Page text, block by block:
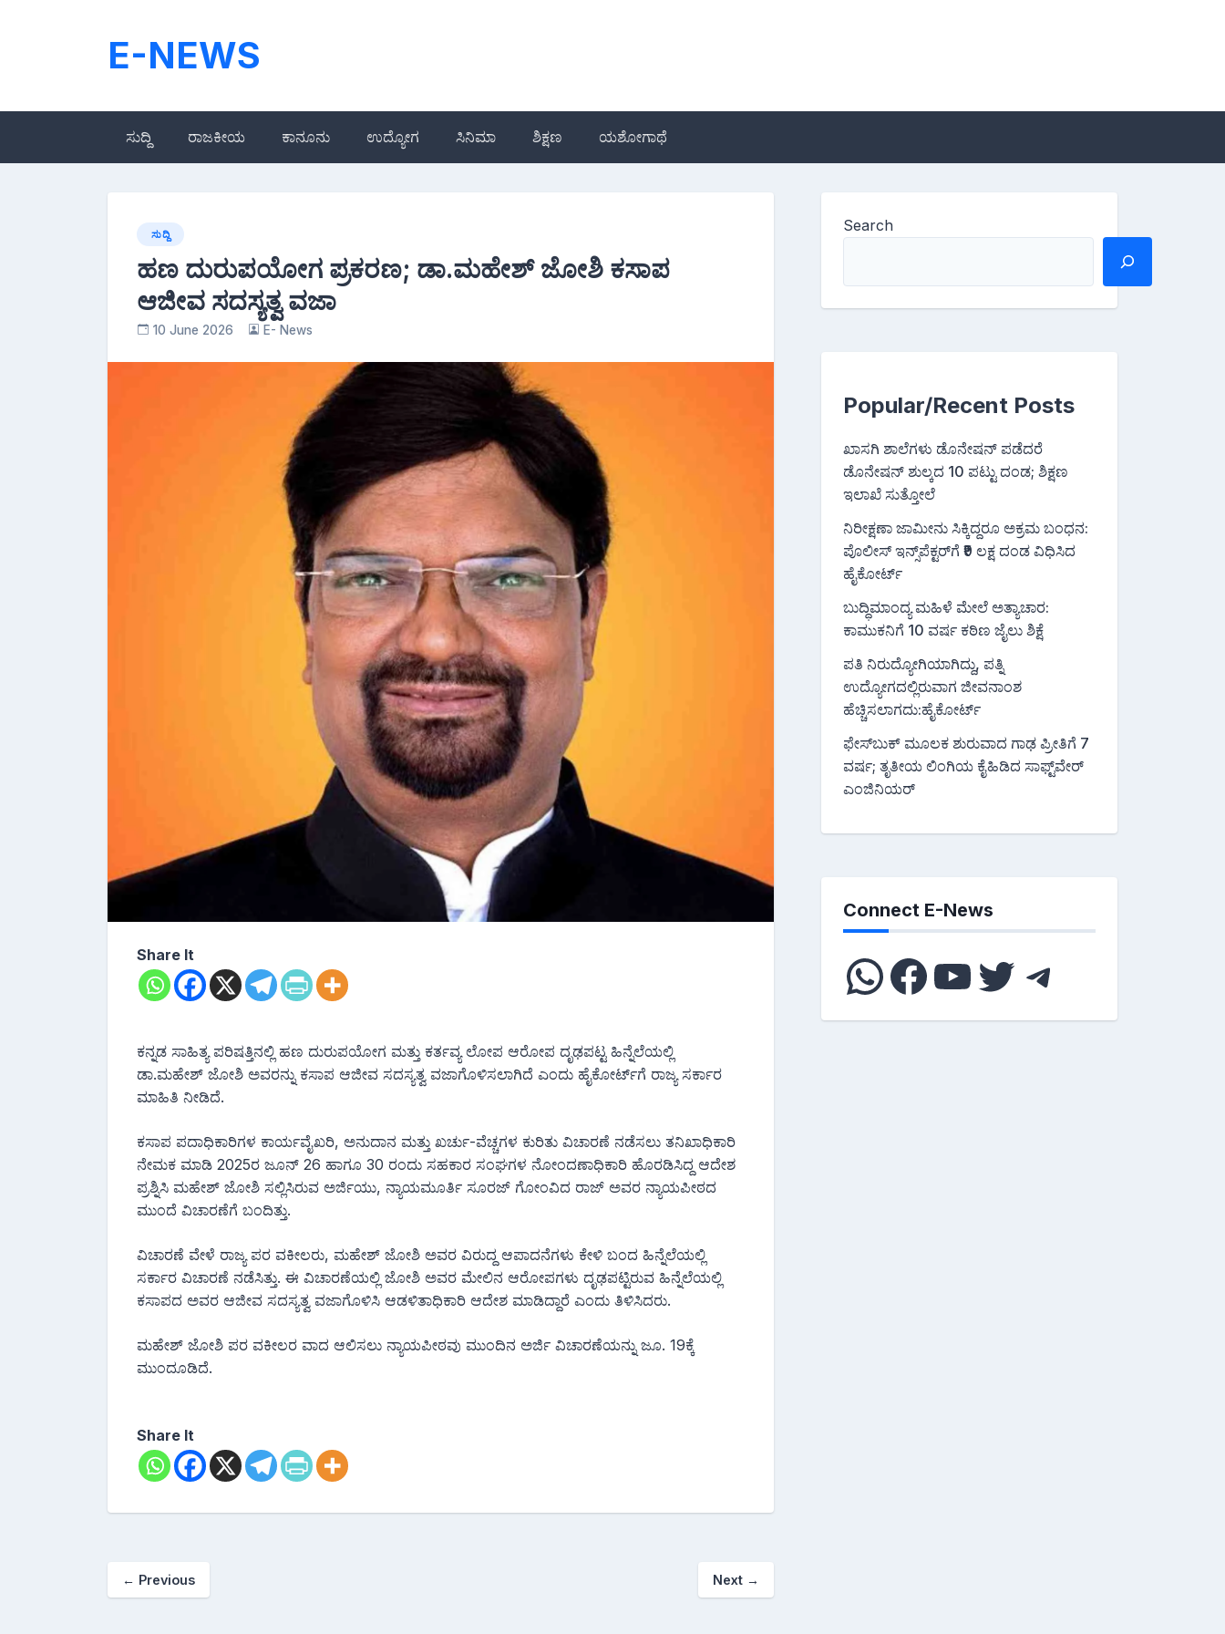
E-NEWS
ಸುದ್ದಿ ರಾಜಕೀಯ ಕಾನೂನು ಉದ್ಯೋಗ ಸಿನಿಮಾ ಶಿಕ್ಷಣ ಯಶೋಗಾಥೆ
ಸುದ್ದಿ
ಹಣ ದುರುಪಯೋಗ ಪ್ರಕರಣ; ಡಾ.ಮಹೇಶ್ ಜೋಶಿ ಕಸಾಪ
ಆಜೀವ ಸದಸ್ಯತ್ವ ವಜಾ
10 June 2026 E- News
Share It
ಕನ್ನಡ ಸಾಹಿತ್ಯ ಪರಿಷತ್ತಿನಲ್ಲಿ ಹಣ ದುರುಪಯೋಗ ಮತ್ತು ಕರ್ತವ್ಯ ಲೋಪ ಆರೋಪ ದೃಢಪಟ್ಟ ಹಿನ್ನೆಲೆಯಲ್ಲಿ
ಡಾ.ಮಹೇಶ್ ಜೋಶಿ ಅವರನ್ನು ಕಸಾಪ ಆಜೀವ ಸದಸ್ಯತ್ವ ವಜಾಗೊಳಿಸಲಾಗಿದೆ ಎಂದು ಹೈಕೋರ್ಟ್‌ಗೆ ರಾಜ್ಯ ಸರ್ಕಾರ
ಮಾಹಿತಿ ನೀಡಿದೆ.
ಕಸಾಪ ಪದಾಧಿಕಾರಿಗಳ ಕಾರ್ಯವೈಖರಿ, ಅನುದಾನ ಮತ್ತು ಖರ್ಚು-ವೆಚ್ಚಗಳ ಕುರಿತು ವಿಚಾರಣೆ ನಡೆಸಲು ತನಿಖಾಧಿಕಾರಿ
ನೇಮಕ ಮಾಡಿ 2025ರ ಜೂನ್ 26 ಹಾಗೂ 30 ರಂದು ಸಹಕಾರ ಸಂಘಗಳ ನೋಂದಣಾಧಿಕಾರಿ ಹೊರಡಿಸಿದ್ದ ಆದೇಶ
ಪ್ರಶ್ನಿಸಿ ಮಹೇಶ್ ಜೋಶಿ ಸಲ್ಲಿಸಿರುವ ಅರ್ಜಿಯು, ನ್ಯಾಯಮೂರ್ತಿ ಸೂರಜ್ ಗೋಂವಿದ ರಾಜ್ ಅವರ ನ್ಯಾಯಪೀಠದ
ಮುಂದೆ ವಿಚಾರಣೆಗೆ ಬಂದಿತ್ತು.
ವಿಚಾರಣೆ ವೇಳೆ ರಾಜ್ಯ ಪರ ವಕೀಲರು, ಮಹೇಶ್ ಜೋಶಿ ಅವರ ವಿರುದ್ದ ಆಪಾದನೆಗಳು ಕೇಳಿ ಬಂದ ಹಿನ್ನೆಲೆಯಲ್ಲಿ
ಸರ್ಕಾರ ವಿಚಾರಣೆ ನಡೆಸಿತ್ತು. ಈ ವಿಚಾರಣೆಯಲ್ಲಿ ಜೋಶಿ ಅವರ ಮೇಲಿನ ಆರೋಪಗಳು ದೃಢಪಟ್ಟಿರುವ ಹಿನ್ನೆಲೆಯಲ್ಲಿ
ಕಸಾಪದ ಅವರ ಆಜೀವ ಸದಸ್ಯತ್ವ ವಜಾಗೊಳಿಸಿ ಆಡಳಿತಾಧಿಕಾರಿ ಆದೇಶ ಮಾಡಿದ್ದಾರೆ ಎಂದು ತಿಳಿಸಿದರು.
ಮಹೇಶ್ ಜೋಶಿ ಪರ ವಕೀಲರ ವಾದ ಆಲಿಸಲು ನ್ಯಾಯಪೀಠವು ಮುಂದಿನ ಅರ್ಜಿ ವಿಚಾರಣೆಯನ್ನು ಜೂ. 19ಕ್ಕೆ
ಮುಂದೂಡಿದೆ.
Share It
← Previous Next →
Search
Popular/Recent Posts
ಖಾಸಗಿ ಶಾಲೆಗಳು ಡೊನೇಷನ್ ಪಡೆದರೆ
ಡೊನೇಷನ್ ಶುಲ್ಕದ 10 ಪಟ್ಟು ದಂಡ; ಶಿಕ್ಷಣ
ಇಲಾಖೆ ಸುತ್ತೋಲೆ
ನಿರೀಕ್ಷಣಾ ಜಾಮೀನು ಸಿಕ್ಕಿದ್ದರೂ ಅಕ್ರಮ ಬಂಧನ:
ಪೊಲೀಸ್ ಇನ್ಸ್‌ಪೆಕ್ಟರ್‌ಗೆ ₹9 ಲಕ್ಷ ದಂಡ ವಿಧಿಸಿದ
ಹೈಕೋರ್ಟ್
ಬುದ್ಧಿಮಾಂದ್ಯ ಮಹಿಳೆ ಮೇಲೆ ಅತ್ಯಾಚಾರ:
ಕಾಮುಕನಿಗೆ 10 ವರ್ಷ ಕಠಿಣ ಜೈಲು ಶಿಕ್ಷೆ
ಪತಿ ನಿರುದ್ಯೋಗಿಯಾಗಿದ್ದು, ಪತ್ನಿ
ಉದ್ಯೋಗದಲ್ಲಿರುವಾಗ ಜೀವನಾಂಶ
ಹೆಚ್ಚಿಸಲಾಗದು:ಹೈಕೋರ್ಟ್
ಫೇಸ್‌ಬುಕ್‌ ಮೂಲಕ ಶುರುವಾದ ಗಾಢ ಪ್ರೀತಿಗೆ 7
ವರ್ಷ; ತೃತೀಯ ಲಿಂಗಿಯ ಕೈಹಿಡಿದ ಸಾಫ್ಟ್‌ವೇರ್
ಎಂಜಿನಿಯರ್
Connect E-News
WhatsApp
Facebook
YouTube
Twitter
Telegram